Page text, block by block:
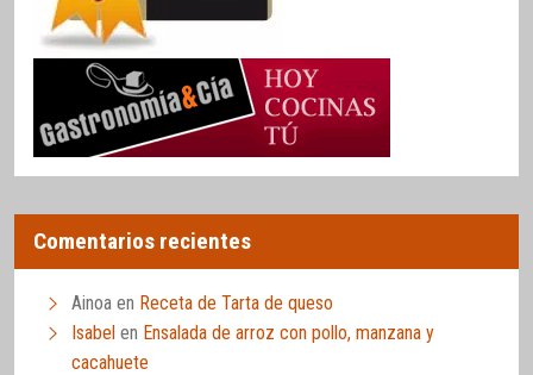
Comentarios recientes
Ainoa en Receta de Tarta de queso
Isabel en Ensalada de arroz con pollo, manzana y
cacahuete